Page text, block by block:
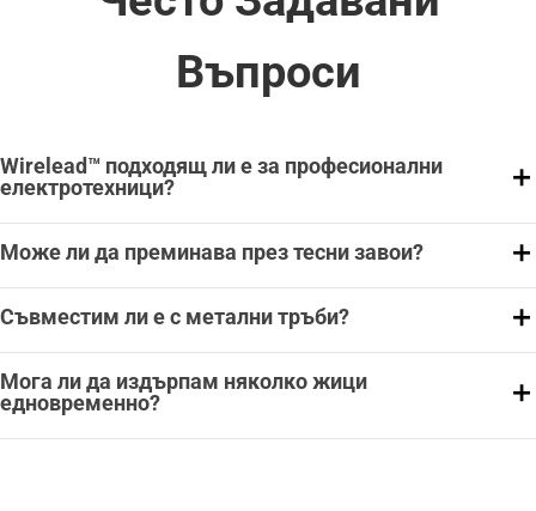
Въпроси
Wirelead™ подходящ ли е за професионални
електротехници?
Може ли да преминава през тесни завои?
Съвместим ли е с метални тръби?
Мога ли да издърпам няколко жици
едновременно?